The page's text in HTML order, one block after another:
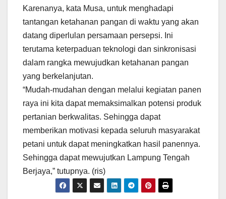
Karenanya, kata Musa, untuk menghadapi
tantangan ketahanan pangan di waktu yang akan
datang diperlulan persamaan persepsi. Ini
terutama keterpaduan teknologi dan sinkronisasi
dalam rangka mewujudkan ketahanan pangan
yang berkelanjutan.
“Mudah-mudahan dengan melalui kegiatan panen
raya ini kita dapat memaksimalkan potensi produk
pertanian berkwalitas. Sehingga dapat
memberikan motivasi kepada seluruh masyarakat
petani untuk dapat meningkatkan hasil panennya.
Sehingga dapat mewujutkan Lampung Tengah
Berjaya,” tutupnya. (ris)